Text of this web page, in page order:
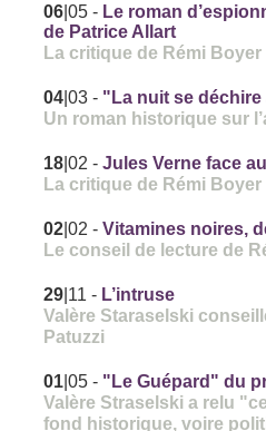
06 |05 - Le roman
de Patrice Allart
La critique de Rémi Boyer
04 |03 - "La nuit se
Un roman historique sur
18 |02 -Jules Verne face
La critique de Rémi Boyer
02 |02 -Vitamines noires,
Le conseil de lecture de
29 |11 - L’intruse
Valère Staraselski
Patuzzi
01 |05 - "Le Guépard" du
Valère Straselski a relu
fond historique, voire